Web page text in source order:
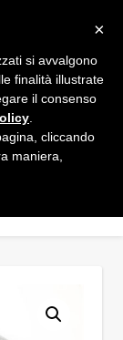
×
si avvalgono
finalità illustrate
il consenso
cliccando
maniera,